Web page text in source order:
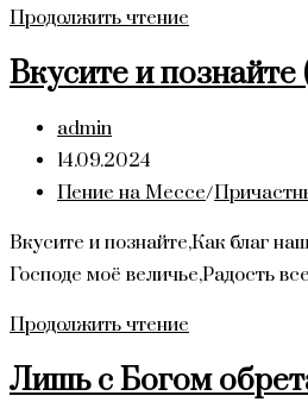
Продолжить чтение
Сердце
Вкусите и
Автор
записи:
admin
Запись
опубликована:
14.09.2024
Рубрика
Пение на Мессе/
Вкусите и познайте,Как благ
Господе моё величье,Радость
Продолжить чтение
познайте
Лишь с Богом